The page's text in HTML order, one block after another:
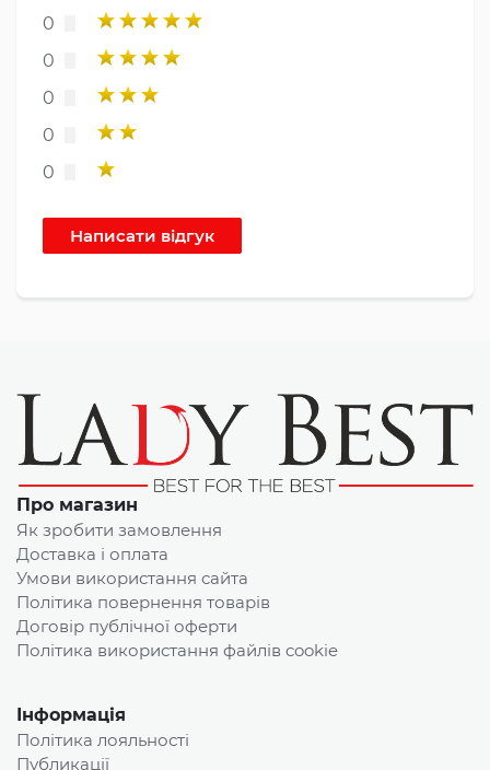
0
0
0
0
0
Про магазин
Як зробити замовлення
Доставка і оплата
Умови використання сайта
Політика повернення товарів
Договір публічної оферти
Політика використання файлів cookie
Інформація
Політика лояльності
Публикації